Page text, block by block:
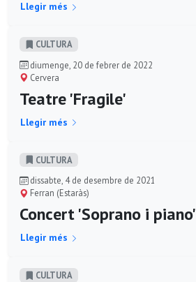
Llegir més
CULTURA
diumenge, 20 de febrer de 2022
Cervera
Teatre 'Fragile'
Llegir més
CULTURA
dissabte, 4 de desembre de 2021
Ferran (Estaràs)
Concert 'Soprano i piano'
Llegir més
CULTURA